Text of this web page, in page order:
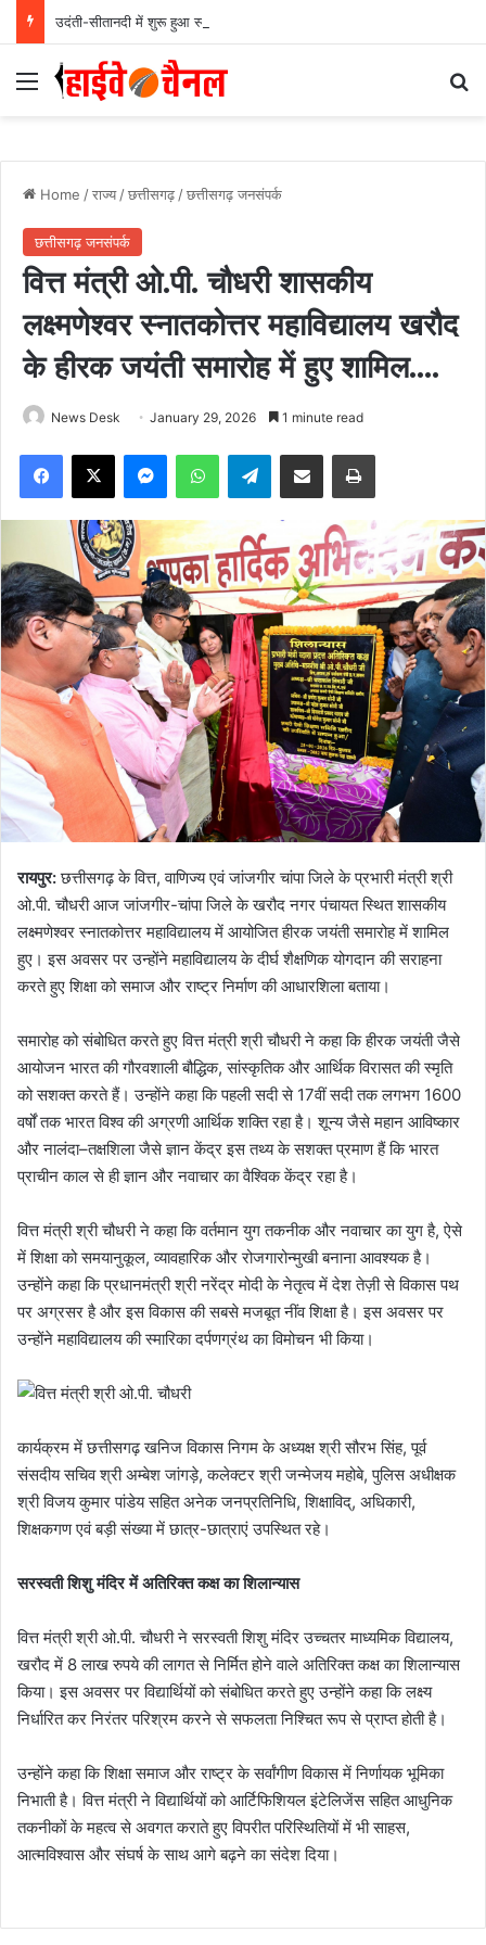
Menu
Home /राज्य /छत्तीसगढ़ /छत्तीसगढ़ जनसंपर्क
छत्तीसगढ़ जनसंपर्क
वित्त मंत्री ओ.पी. चौधरी शासकीय
लक्ष्मणेश्वर स्नातकोत्तर महाविद्यालय खरौद
के हीरक जयंती समारोह में हुए शामिल….
News Desk January 29, 2026 1 minute read
Facebook
X MessengerWhatsAppTelegramShare via Email Print
रायपुर:छत्तीसगढ़ के वित्त, वाणिज्य एवं जांजगीर चांपा जिले के प्रभारी मंत्री श्री
ओ.पी. चौधरी आज जांजगीर-चांपा जिले के खरौद नगर पंचायत स्थित शासकीय
लक्ष्मणेश्वर स्नातकोत्तर महाविद्यालय में आयोजित हीरक जयंती समारोह में शामिल
हुए। इस अवसर पर उन्होंने महाविद्यालय के दीर्घ शैक्षणिक योगदान की सराहना
करते हुए शिक्षा को समाज और राष्ट्र निर्माण की आधारशिला बताया।
समारोह को संबोधित करते हुए वित्त मंत्री श्री चौधरी ने कहा कि हीरक जयंती जैसे
आयोजन भारत की गौरवशाली बौद्धिक, सांस्कृतिक और आर्थिक विरासत की स्मृति
को सशक्त करते हैं। उन्होंने कहा कि पहली सदी से 17वीं सदी तक लगभग 1600
वर्षों तक भारत विश्व की अग्रणी आर्थिक शक्ति रहा है। शून्य जैसे महान आविष्कार
और नालंदा–तक्षशिला जैसे ज्ञान केंद्र इस तथ्य के सशक्त प्रमाण हैं कि भारत
प्राचीन काल से ही ज्ञान और नवाचार का वैश्विक केंद्र रहा है।
वित्त मंत्री श्री चौधरी ने कहा कि वर्तमान युग तकनीक और नवाचार का युग है, ऐसे
में शिक्षा को समयानुकूल, व्यावहारिक और रोजगारोन्मुखी बनाना आवश्यक है।
उन्होंने कहा कि प्रधानमंत्री श्री नरेंद्र मोदी के नेतृत्व में देश तेज़ी से विकास पथ
पर अग्रसर है और इस विकास की सबसे मजबूत नींव शिक्षा है। इस अवसर पर
उन्होंने महाविद्यालय की स्मारिका दर्पणग्रंथ का विमोचन भी किया।
कार्यक्रम में छत्तीसगढ़ खनिज विकास निगम के अध्यक्ष श्री सौरभ सिंह, पूर्व
संसदीय सचिव श्री अम्बेश जांगड़े, कलेक्टर श्री जन्मेजय महोबे, पुलिस अधीक्षक
श्री विजय कुमार पांडेय सहित अनेक जनप्रतिनिधि, शिक्षाविद्, अधिकारी,
शिक्षकगण एवं बड़ी संख्या में छात्र-छात्राएं उपस्थित रहे।
सरस्वती शिशु मंदिर में अतिरिक्त कक्ष का शिलान्यास
वित्त मंत्री श्री ओ.पी. चौधरी ने सरस्वती शिशु मंदिर उच्चतर माध्यमिक विद्यालय,
खरौद में 8 लाख रुपये की लागत से निर्मित होने वाले अतिरिक्त कक्ष का शिलान्यास
किया। इस अवसर पर विद्यार्थियों को संबोधित करते हुए उन्होंने कहा कि लक्ष्य
निर्धारित कर निरंतर परिश्रम करने से सफलता निश्चित रूप से प्राप्त होती है।
उन्होंने कहा कि शिक्षा समाज और राष्ट्र के सर्वांगीण विकास में निर्णायक भूमिका
निभाती है। वित्त मंत्री ने विद्यार्थियों को आर्टिफिशियल इंटेलिजेंस सहित आधुनिक
तकनीकों के महत्व से अवगत कराते हुए विपरीत परिस्थितियों में भी साहस,
आत्मविश्वास और संघर्ष के साथ आगे बढ़ने का संदेश दिया।